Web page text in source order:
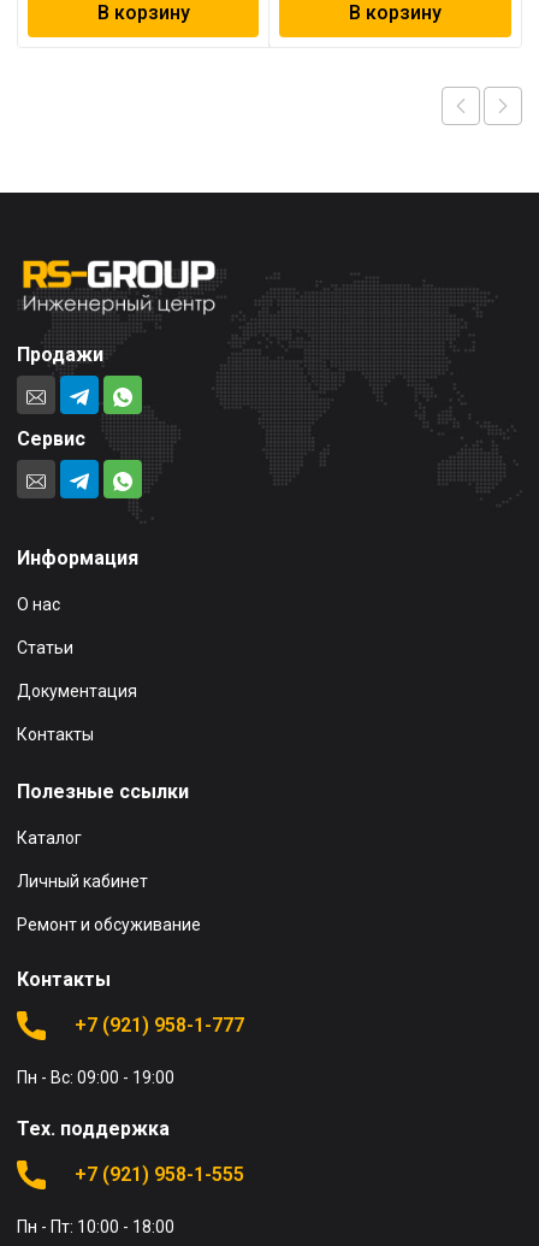
В корзину В корзину
Продажи
Сервис
Информация
О нас
Статьи
Документация
Контакты
Полезные ссылки
Каталог
Личный кабинет
Ремонт и обсуживание
Контакты
+7 (921) 958-1-777
Пн - Вс: 09:00 - 19:00
Тех. поддержка
+7 (921) 958-1-555
Пн - Пт: 10:00 - 18:00